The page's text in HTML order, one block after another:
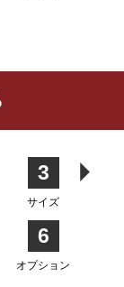
テン
3
サイズ
6
オプション